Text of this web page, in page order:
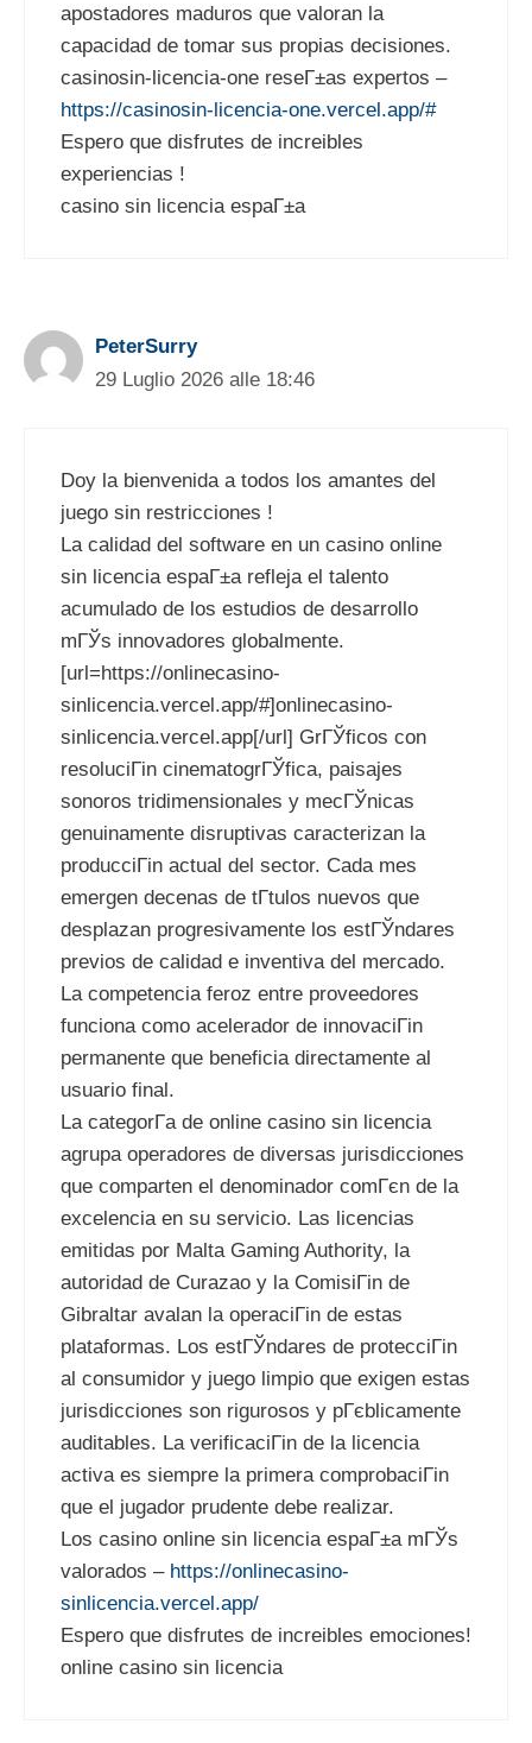
apostadores maduros que valoran la
capacidad de tomar sus propias decisiones.
casinosin-licencia-one reseГ±as expertos –
https://casinosin-licencia-one.vercel.app/#
Espero que disfrutes de increibles
experiencias !
casino sin licencia espaГ±a
PeterSurry
29 Luglio 2026 alle 18:46
Doy la bienvenida a todos los amantes del
juego sin restricciones !
La calidad del software en un casino online
sin licencia espaГ±a refleja el talento
acumulado de los estudios de desarrollo
mГЎs innovadores globalmente.
[url=https://onlinecasino-
sinlicencia.vercel.app/#]onlinecasino-
sinlicencia.vercel.app[/url] GrГЎficos con
resoluciГіn cinematogrГЎfica, paisajes
sonoros tridimensionales y mecГЎnicas
genuinamente disruptivas caracterizan la
producciГіn actual del sector. Cada mes
emergen decenas de tГ­tulos nuevos que
desplazan progresivamente los estГЎndares
previos de calidad e inventiva del mercado.
La competencia feroz entre proveedores
funciona como acelerador de innovaciГіn
permanente que beneficia directamente al
usuario final.
La categorГ­a de online casino sin licencia
agrupa operadores de diversas jurisdicciones
que comparten el denominador comГєn de la
excelencia en su servicio. Las licencias
emitidas por Malta Gaming Authority, la
autoridad de Curazao y la ComisiГіn de
Gibraltar avalan la operaciГіn de estas
plataformas. Los estГЎndares de protecciГіn
al consumidor y juego limpio que exigen estas
jurisdicciones son rigurosos y pГєblicamente
auditables. La verificaciГіn de la licencia
activa es siempre la primera comprobaciГіn
que el jugador prudente debe realizar.
Los casino online sin licencia espaГ±a mГЎs
valorados – https://onlinecasino-
sinlicencia.vercel.app/
Espero que disfrutes de increibles emociones!
online casino sin licencia